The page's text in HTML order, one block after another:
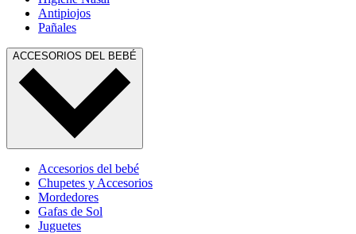
Antipiojos
Pañales
ACCESORIOS DEL BEBÉ
Accesorios del bebé
Chupetes y Accesorios
Mordedores
Gafas de Sol
Juguetes